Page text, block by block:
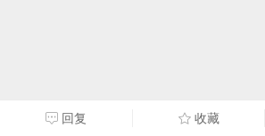
回复 收藏